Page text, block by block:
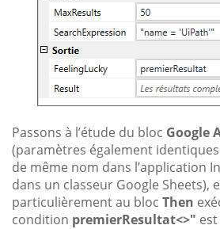
Passons à l’étude du bloc Google
(paramètres également identiques
de même nom dans l’application
dans un classeur Google Sheets),
particulièrement au bloc Then
condition premierResultat<>"